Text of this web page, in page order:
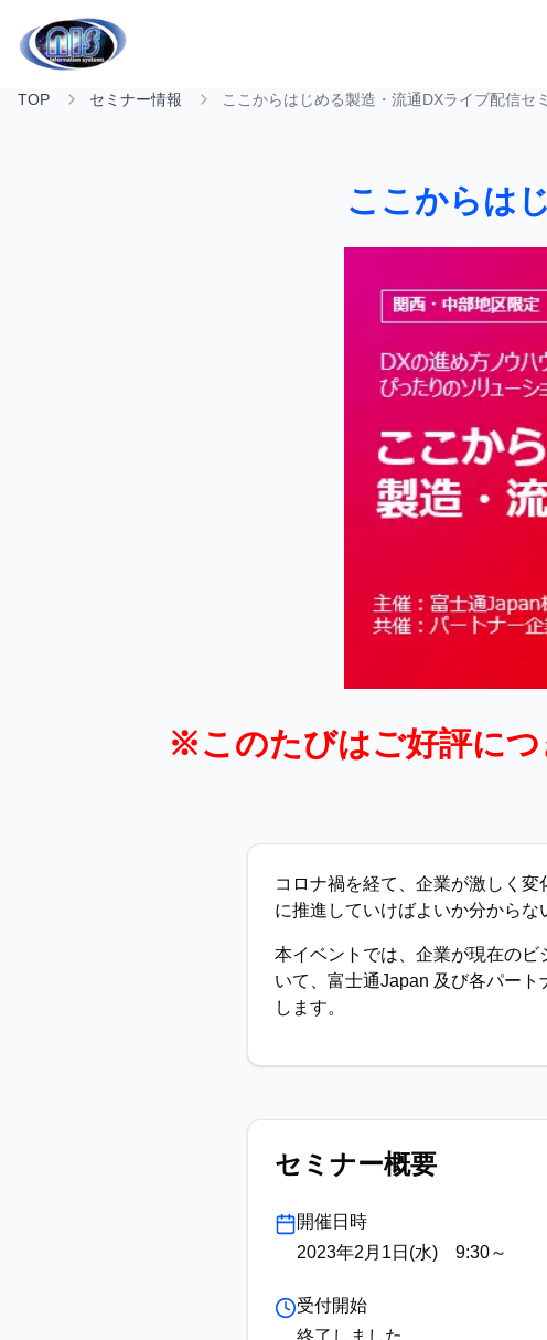
TOP セミナー情報 ここからはじめる製造・流通DXライブ配信セ
ここからは
※このたびはご好評に
コロナ禍を経て、企業が激しく
に推進していけばよいか分からな
本イベントでは、企業が現在の
いて、富士通Japan 及び各パー
します。
セミナー概要
開催日時
2023年2月1日(水) 9:30～
受付開始
終了しました